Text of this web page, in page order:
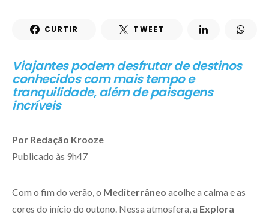
CURTIR TWEET
Viajantes podem desfrutar de destinos
conhecidos com mais tempo e
tranquilidade, além de paisagens
incríveis
Por Redação Krooze
Publicado às 9h47
Com o fim do verão, o Mediterrâneo acolhe a calma e as
cores do início do outono. Nessa atmosfera, a Explora